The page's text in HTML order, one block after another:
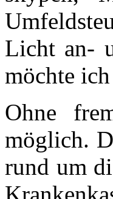
Licht an-
möchte
Ohne
möglich.
rund um